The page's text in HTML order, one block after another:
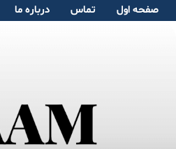
صفحە اول تماس دربارە ما